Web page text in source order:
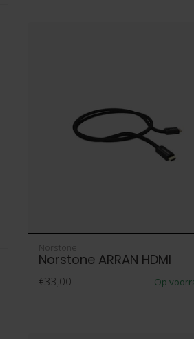
Norstone
Norstone ARRAN HDMI
€33,00 Op